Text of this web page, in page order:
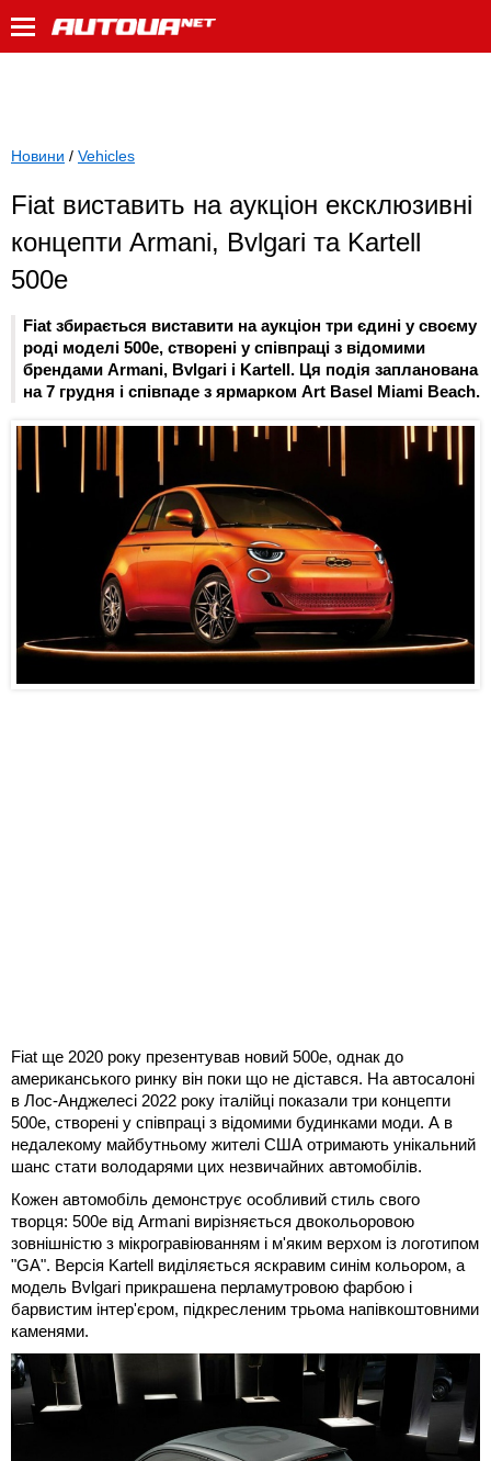
Новини / Vehicles
Fiat виставить на аукціон ексклюзивні
концепти Armani, Bvlgari та Kartell
500e
Fiat збирається виставити на аукціон три єдині у своєму
роді моделі 500e, створені у співпраці з відомими
брендами Armani, Bvlgari і Kartell. Ця подія запланована
на 7 грудня і співпаде з ярмарком Art Basel Miami Beach.
Fiat ще 2020 року презентував новий 500e, однак до
американського ринку він поки що не дістався. На автосалоні
в Лос-Анджелесі 2022 року італійці показали три концепти
500e, створені у співпраці з відомими будинками моди. А в
недалекому майбутньому жителі США отримають унікальний
шанс стати володарями цих незвичайних автомобілів.
Кожен автомобіль демонструє особливий стиль свого
творця: 500e від Armani вирізняється двокольоровою
зовнішністю з мікрогравіюванням і м'яким верхом із логотипом
"GA". Версія Kartell виділяється яскравим синім кольором, а
модель Bvlgari прикрашена перламутровою фарбою і
барвистим інтер'єром, підкресленим трьома напівкоштовними
каменями.